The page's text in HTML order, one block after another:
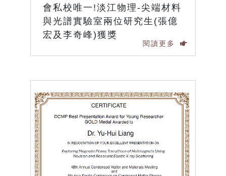
會私校唯一!淡江物理-尖端材料
與光譜實驗室兩位研究生(張億
宏及李奇峰)獲獎
閱讀更多